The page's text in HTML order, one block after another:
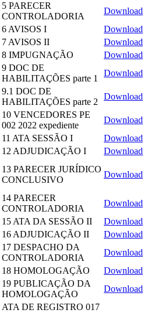
5 PARECER
CONTROLADORIA
Download
6 AVISOS I
Download
7 AVISOS II
Download
8 IMPUGNAÇÃO
Download
9 DOC DE
HABILITAÇÕES parte 1
Download
9.1 DOC DE
HABILITAÇÕES parte 2
Download
10 VENCEDORES PE
002 2022 expediente
Download
11 ATA SESSÃO I
Download
12 ADJUDICAÇÃO I
Download
13 PARECER JURÍDICO
CONCLUSIVO
Download
14 PARECER
CONTROLADORIA
Download
15 ATA DA SESSÃO II
Download
16 ADJUDICAÇÃO II
Download
17 DESPACHO DA
CONTROLADORIA
Download
18 HOMOLOGAÇÃO
Download
19 PUBLICAÇÃO DA
HOMOLOGAÇÃO
Download
ATA DE REGISTRO 017